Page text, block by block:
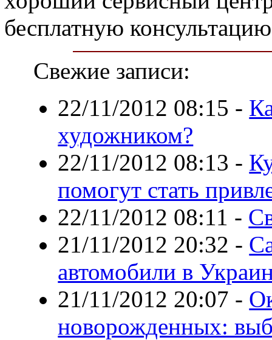
бесплатную
Свежие записи:
22/11/2012 08:15 -
художником?
22/11/2012 08:13 -
помогут стать
22/11/2012 08:11 -
21/11/2012 20:32 -
автомобили в
21/11/2012 20:07 -
новорожденных: